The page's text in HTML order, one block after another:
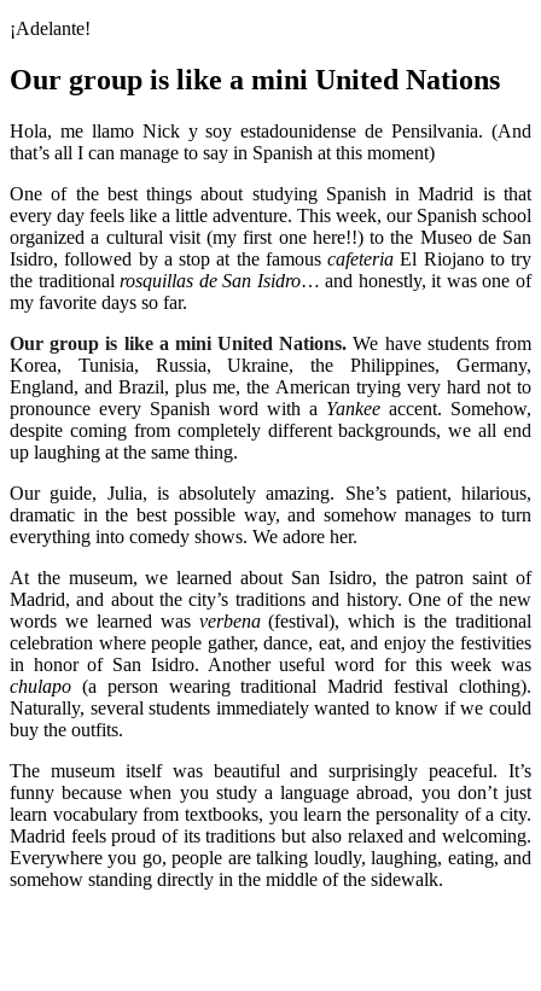
¡Adelante!
Our group is like a mini United Nations
Hola, me llamo Nick y soy estadounidense de Pensilvania. (And
that’s all I can manage to say in Spanish at this moment)
One of the best things about studying Spanish in Madrid is that
every day feels like a little adventure. This week, our Spanish school
organized a cultural visit (my first one here!!) to the Museo de San
Isidro, followed by a stop at the famous cafeteriaEl Riojano to try
the traditionalrosquillas de San Isidro… and honestly, it was one of
my favorite days so far.
Our group is like a mini United Nations. We have students from
Korea, Tunisia, Russia, Ukraine, the Philippines, Germany,
England, and Brazil, plus me, the American trying very hard not to
pronounce every Spanish word with a Yankee accent. Somehow,
despite coming from completely different backgrounds, we all end
up laughing at the same thing.
Our guide, Julia, is absolutely amazing. She’s patient, hilarious,
dramatic in the best possible way, and somehow manages to turn
everything into comedy shows. We adore her.
At the museum, we learned about San Isidro, the patron saint of
Madrid, and about the city’s traditions and history. One of the new
words we learned was verbena(festival), which is the traditional
celebration where people gather, dance, eat, and enjoy the festivities
in honor of San Isidro. Another useful word for this week was
chulapo (a person wearing traditional Madrid festival clothing).
Naturally, several students immediately wanted to know if we could
buy the outfits.
The museum itself was beautiful and surprisingly peaceful. It’s
funny because when you study a language abroad, you don’t just
learn vocabulary from textbooks, you learn the personality of a city.
Madrid feels proud of its traditions but also relaxed and welcoming.
Everywhere you go, people are talking loudly, laughing, eating, and
somehow standing directly in the middle of the sidewalk.